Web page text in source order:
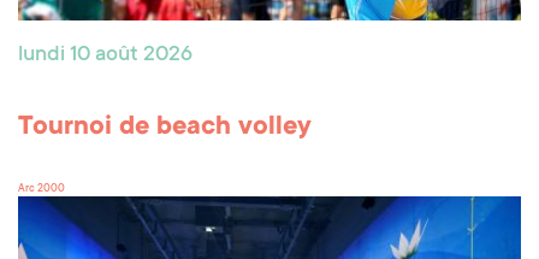
lundi 10 août 2026
Tournoi de beach volley
Arc 2000